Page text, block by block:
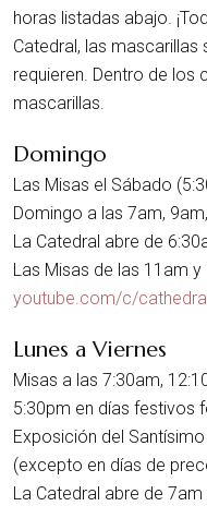
horas listadas abajo.
Catedral, las
requieren. Dentro de los
mascarillas.
Domingo
Las Misas el Sábado
Domingo a las 7am,
La Catedral abre de
Las Misas de las 11am
youtube.com/c/
Lunes a Viernes
Misas a las 7:30am,
5:30pm en días festivos
Exposición del
(excepto en días de
La Catedral abre de